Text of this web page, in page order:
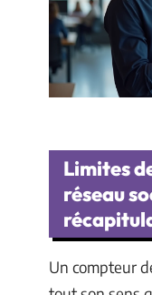
Limites
réseau
Un compteur